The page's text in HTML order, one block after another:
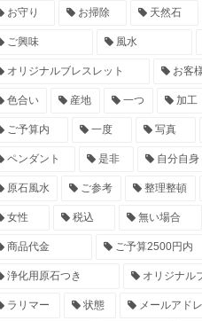
お守り お掃除 天然石
ご興味 風水
オリジナルブレスレット お客
色合い 産地 一つ 加工
ご予算内 一度 写真
ペンダント 是非 自分自身
原石風水 ご参考 整理整頓
女性 税込 無い場合
商品代金 ご予算2500円内
浄化用原石つき オリジナル
ラリマー 状態 メールアド